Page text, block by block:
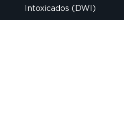
Intoxicados (DWI)